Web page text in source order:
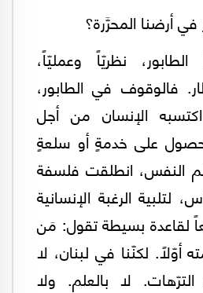
في أرضنا المحرَّرة؟
نظريّاً وعمليّاً،
فالوقوف في الطابور،
الإنسان من أجل
على خدمةٍ أو سلعةٍ
النفس، انطلقت فلسفة
لتلبية الرغبة الإنسانية
لقاعدة بسيطة تقول: مَن
أوّلاً. لكنّنا في لبنان، لا
لا بالعلم. ولا